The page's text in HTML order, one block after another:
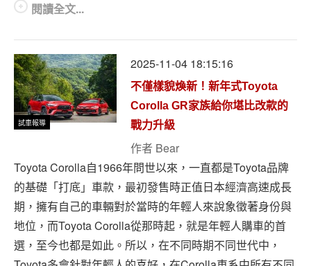
閱讀全文...
試車報導
2025-11-04 18:15:16
不僅樣貌煥新！新年式Toyota
Corolla GR家族給你堪比改款的
戰力升級
作者 Bear
Toyota Corolla自1966年問世以來，一直都是Toyota品牌
的基礎「打底」車款，最初發售時正值日本經濟高速成長
期，擁有自己的車輛對於當時的年輕人來說象徵著身份與
地位，而Toyota Corolla從那時起，就是年輕人購車的首
選，至今也都是如此。所以，在不同時期不同世代中，